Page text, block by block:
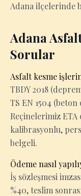
Adana ilçelerinde
Adana
Sorular
Asfalt kesme
TBDY 2018
TS EN 1504 (beton
Reçinelerimiz ETA
kalibrasyonlu,
belgeli.
Ödeme nasıl
İş sözleşmesi
%40, teslim